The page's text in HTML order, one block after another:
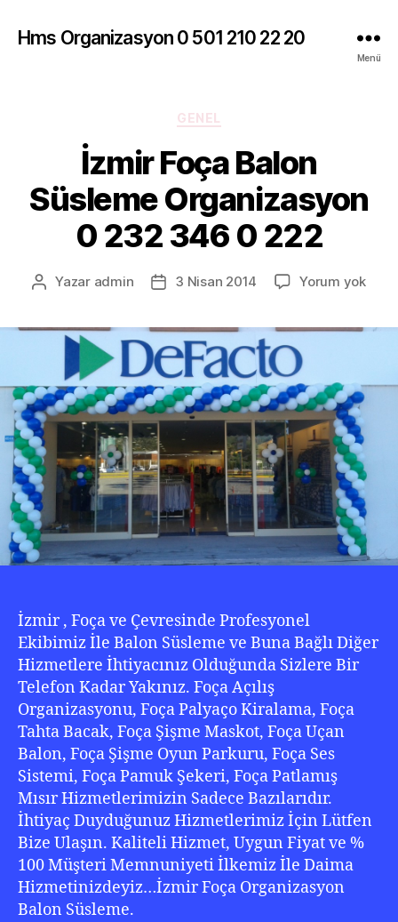
Hms Organizasyon 0 501 210 22 20
Menü
Kategoriler
GENEL
İzmir Foça Balon
Süsleme Organizasyon
0 232 346 0 222
Yazının
Yazar admin
Yazı3 Nisan 2014 Yorum yokİzmir
232
İzmir , Foça ve Çevresinde Profesyonel
Ekibimiz İle Balon Süsleme ve Buna Bağlı Diğer
Hizmetlere İhtiyacınız Olduğunda Sizlere Bir
Telefon Kadar Yakınız. Foça Açılış
Organizasyonu, Foça Palyaço Kiralama, Foça
Tahta Bacak, Foça Şişme Maskot, Foça Uçan
Balon, Foça Şişme Oyun Parkuru, Foça Ses
Sistemi, Foça Pamuk Şekeri, Foça Patlamış
Mısır Hizmetlerimizin Sadece Bazılarıdır.
İhtiyaç Duyduğunuz Hizmetlerimiz İçin Lütfen
Bize Ulaşın. Kaliteli Hizmet, Uygun Fiyat ve %
100 Müşteri Memnuniyeti İlkemiz İle Daima
Hizmetinizdeyiz…İzmir Foça Organizasyon
Balon Süsleme.